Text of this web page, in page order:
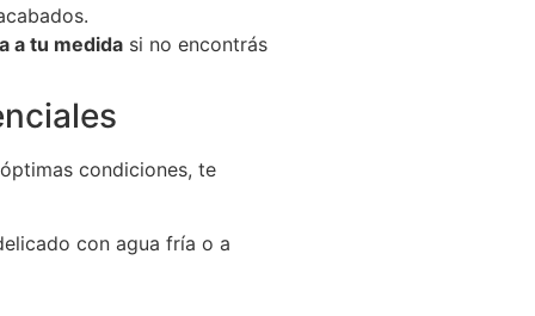
a tu medida si no encontrás
condiciones, te
con agua fría o a